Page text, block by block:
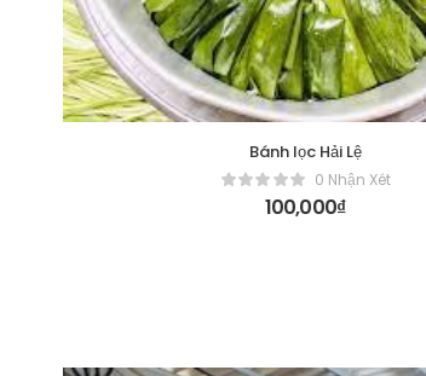
Bánh lọc Hải Lệ
0 Nhận Xét
100,000₫